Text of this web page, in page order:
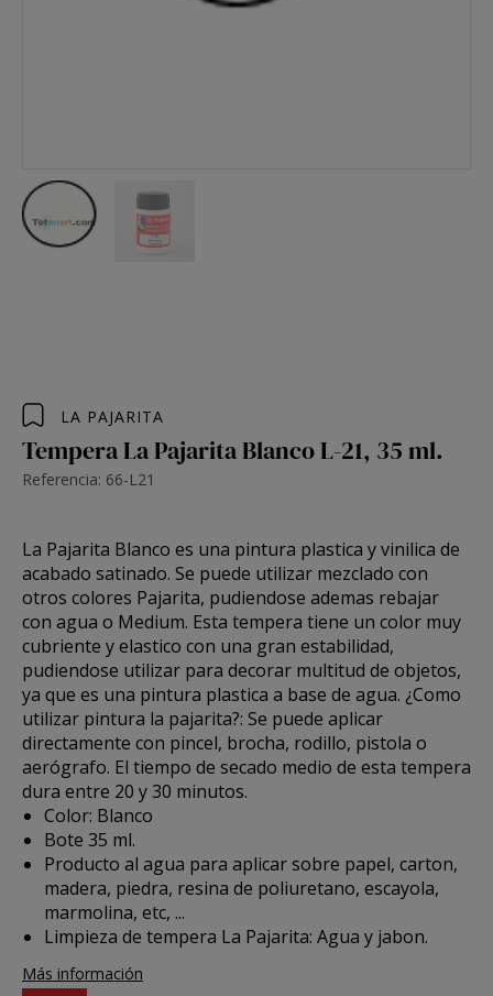
LA PAJARITA
Tempera La Pajarita Blanco L-21, 35 ml.
Referencia: 66-L21
La Pajarita Blanco es una pintura plastica y vinilica de
acabado satinado. Se puede utilizar mezclado con
otros colores Pajarita, pudiendose ademas rebajar
con agua o Medium. Esta tempera tiene un color muy
cubriente y elastico con una gran estabilidad,
pudiendose utilizar para decorar multitud de objetos,
ya que es una pintura plastica a base de agua. ¿Como
utilizar pintura la pajarita?: Se puede aplicar
directamente con pincel, brocha, rodillo, pistola o
aerógrafo. El tiempo de secado medio de esta tempera
dura entre 20 y 30 minutos.
Color: Blanco
Bote 35 ml.
Producto al agua para aplicar sobre papel, carton,
madera, piedra, resina de poliuretano, escayola,
marmolina, etc, ...
Limpieza de tempera La Pajarita: Agua y jabon.
Más información